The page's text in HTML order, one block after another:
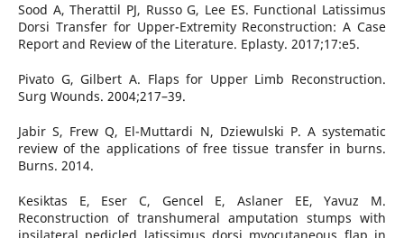
Sood A, Therattil PJ, Russo G, Lee ES. Functional Latissimus
Dorsi Transfer for Upper-Extremity Reconstruction: A Case
Report and Review of the Literature. Eplasty. 2017;17:e5.
Pivato G, Gilbert A. Flaps for Upper Limb Reconstruction.
Surg Wounds. 2004;217–39.
Jabir S, Frew Q, El-Muttardi N, Dziewulski P. A systematic
review of the applications of free tissue transfer in burns.
Burns. 2014.
Kesiktas E, Eser C, Gencel E, Aslaner EE, Yavuz M.
Reconstruction of transhumeral amputation stumps with